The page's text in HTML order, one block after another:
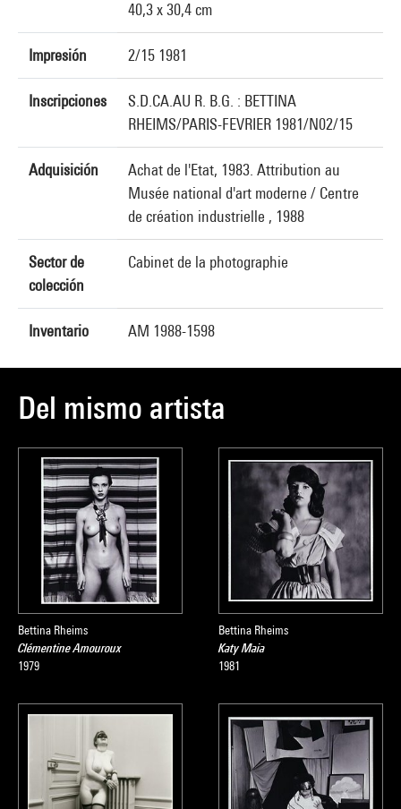
40,3 x 30,4 cm
Impresión 2/15 1981
Inscripciones
S.D.CA.AU R. B.G. : BETTINA
RHEIMS/PARIS-FEVRIER 1981/N02/15
Adquisición
Achat de l'Etat, 1983. Attribution au
Musée national d'art moderne / Centre
de création industrielle , 1988
Sector de
colección
Cabinet de la photographie
Inventario AM 1988-1598
Del mismo artista
Bettina Rheims
Clémentine Amouroux
1979
Bettina Rheims
Katy Maia
1981